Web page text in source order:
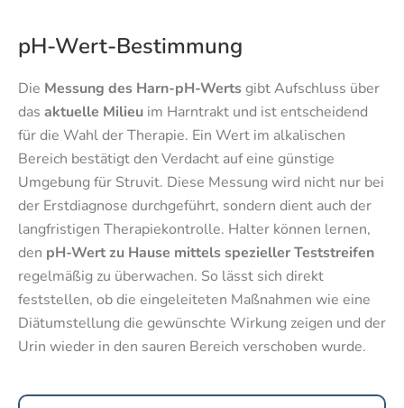
pH-Wert-Bestimmung
Die Messung des Harn-pH-Wertsgibt Aufschluss über
das aktuelle Milieu im Harntrakt und ist entscheidend
für die Wahl der Therapie. Ein Wert im alkalischen
Bereich bestätigt den Verdacht auf eine günstige
Umgebung für Struvit. Diese Messung wird nicht nur bei
der Erstdiagnose durchgeführt, sondern dient auch der
langfristigen Therapiekontrolle. Halter können lernen,
den pH-Wert zu Hause mittels spezieller Teststreifen
regelmäßig zu überwachen. So lässt sich direkt
feststellen, ob die eingeleiteten Maßnahmen wie eine
Diätumstellung die gewünschte Wirkung zeigen und der
Urin wieder in den sauren Bereich verschoben wurde.